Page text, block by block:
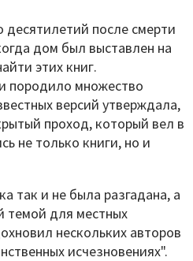
десятилетий после смерти
дом был выставлен на
этих книг.
породило множество
версий утверждала,
проход, который вел в
не только книги, но и
так и не была разгадана, а
темой для местных
нескольких авторов
исчезновениях".